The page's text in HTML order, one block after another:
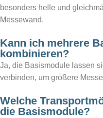
besonders helle und
Messewand.
Kann ich mehrere
kombinieren?
Ja, die Basismodule lassen
verbinden, um größere
Welche
die Basismodule?